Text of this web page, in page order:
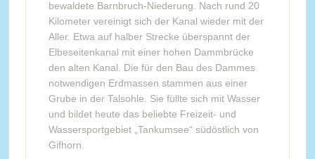
bewaldete Barnbruch-Niederung. Nach rund 20
Kilometer vereinigt sich der Kanal wieder mit der
Aller. Etwa auf halber Strecke überspannt der
Elbeseitenkanal mit einer hohen Dammbrücke
den alten Kanal. Die für den Bau des Dammes
notwendigen Erdmassen stammen aus einer
Grube in der Talsohle. Sie füllte sich mit Wasser
und bildet heute das beliebte Freizeit- und
Wassersportgebiet „Tankumsee“ südöstlich von
Gifhorn.